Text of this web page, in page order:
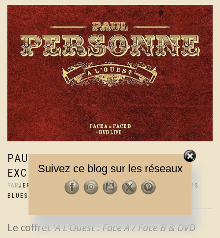
PAUL PERSONNE SORT UN COFFRET
EXCLUSIF AVEC UN LIVE INÉDIT
PARJEF 11 DÉCEMBRE 2025 |0 COMMENTAIRES ALBUMS ,
BLUES
ROCK / POP
Le coffret ‘À L’Ouest : Face A / Face B & DVD
Suivez ce blog sur les réseaux